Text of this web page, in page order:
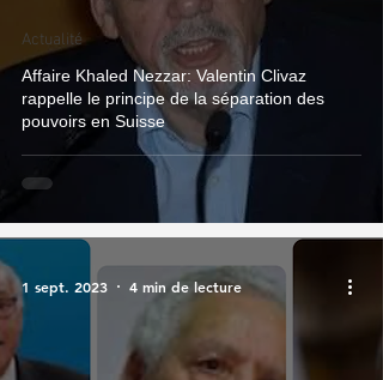
Affaire Khaled Nezzar: Valentin Clivaz
rappelle le principe de la séparation des
pouvoirs en Suisse
Actualité
1 sept. 2023 4 min de lecture